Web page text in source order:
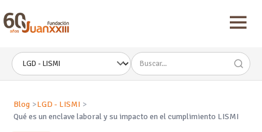
este
sitio
incluye
sistema
accesibilidad.
Blog
LGD - LISMI
Qué es un enclave laboral y su impacto en el cumplimiento LISMI